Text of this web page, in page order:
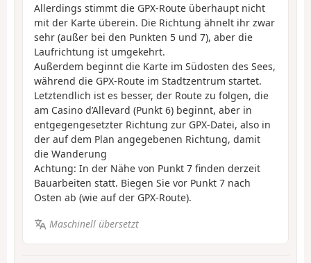
Allerdings stimmt die GPX-Route überhaupt nicht
mit der Karte überein. Die Richtung ähnelt ihr zwar
sehr (außer bei den Punkten 5 und 7), aber die
Laufrichtung ist umgekehrt.
Außerdem beginnt die Karte im Südosten des Sees,
während die GPX-Route im Stadtzentrum startet.
Letztendlich ist es besser, der Route zu folgen, die
am Casino d’Allevard (Punkt 6) beginnt, aber in
entgegengesetzter Richtung zur GPX-Datei, also in
der auf dem Plan angegebenen Richtung, damit
die Wanderung
Achtung: In der Nähe von Punkt 7 finden derzeit
Bauarbeiten statt. Biegen Sie vor Punkt 7 nach
Osten ab (wie auf der GPX-Route).
Maschinell übersetzt